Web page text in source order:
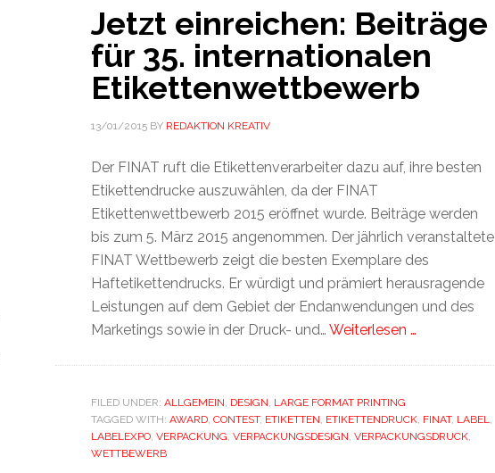
Jetzt einreichen: Beiträge
für 35. internationalen
Etikettenwettbewerb
13/01/2015BY REDAKTION KREATIV
Der FINAT ruft die Etikettenverarbeiter dazu auf, ihre besten
Etikettendrucke auszuwählen, da der FINAT
Etikettenwettbewerb 2015 eröffnet wurde. Beiträge werden
bis zum 5. März 2015 angenommen. Der jährlich veranstaltete
FINAT Wettbewerb zeigt die besten Exemplare des
Haftetikettendrucks. Er würdigt und prämiert herausragende
Leistungen auf dem Gebiet der Endanwendungen und des
Marketings sowie in der Druck- und… Weiterlesen …
FILED UNDER: ALLGEMEIN, DESIGN, LARGE FORMAT PRINTING
TAGGED WITH: AWARD, CONTEST, ETIKETTEN, ETIKETTENDRUCK, FINAT, LABEL,
LABELEXPO, VERPACKUNG, VERPACKUNGSDESIGN, VERPACKUNGSDRUCK,
WETTBEWERB